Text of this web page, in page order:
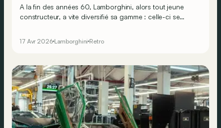
A la fin des années 60, Lamborghini, alors tout jeune
constructeur, a vite diversifié sa gamme : celle-ci se
le constructeur ne voulait pas s’arrêter là : bien vite, il
veut la mode, et doté d’un petit V8. Une révolution !
17 Avr 2026 Lamborghini Retro